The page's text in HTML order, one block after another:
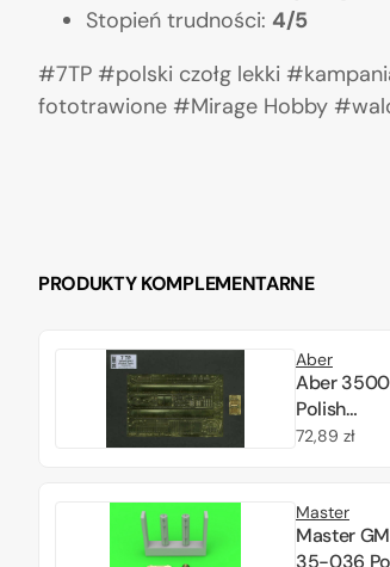
Stopień trudności: 4/5
#7TP #polski czołg lekki
fototrawione #Mirage Hobby
PRODUKTY KOMPLEMENTARNE
Aber
Aber
Polish
twinturred
Cena
72,89 zł
Master
Master
35-036